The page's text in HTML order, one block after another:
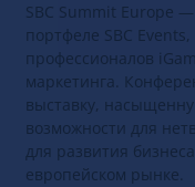
SBC Summit Europe
портфеле SBC
профессионалов
маркетинга.
выставку,
возможности для
для развития
европейском рынке.